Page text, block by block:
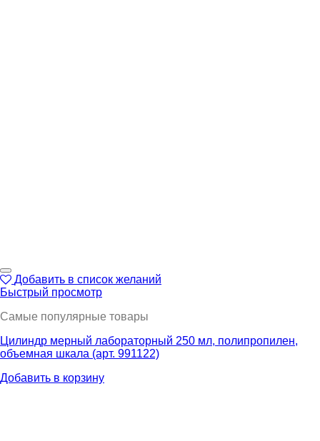
Добавить в список желаний
Быстрый просмотр
Самые популярные товары
Цилиндр мерный лабораторный 250 мл, полипропилен,
объемная шкала (арт. 991122)
Добавить в корзину